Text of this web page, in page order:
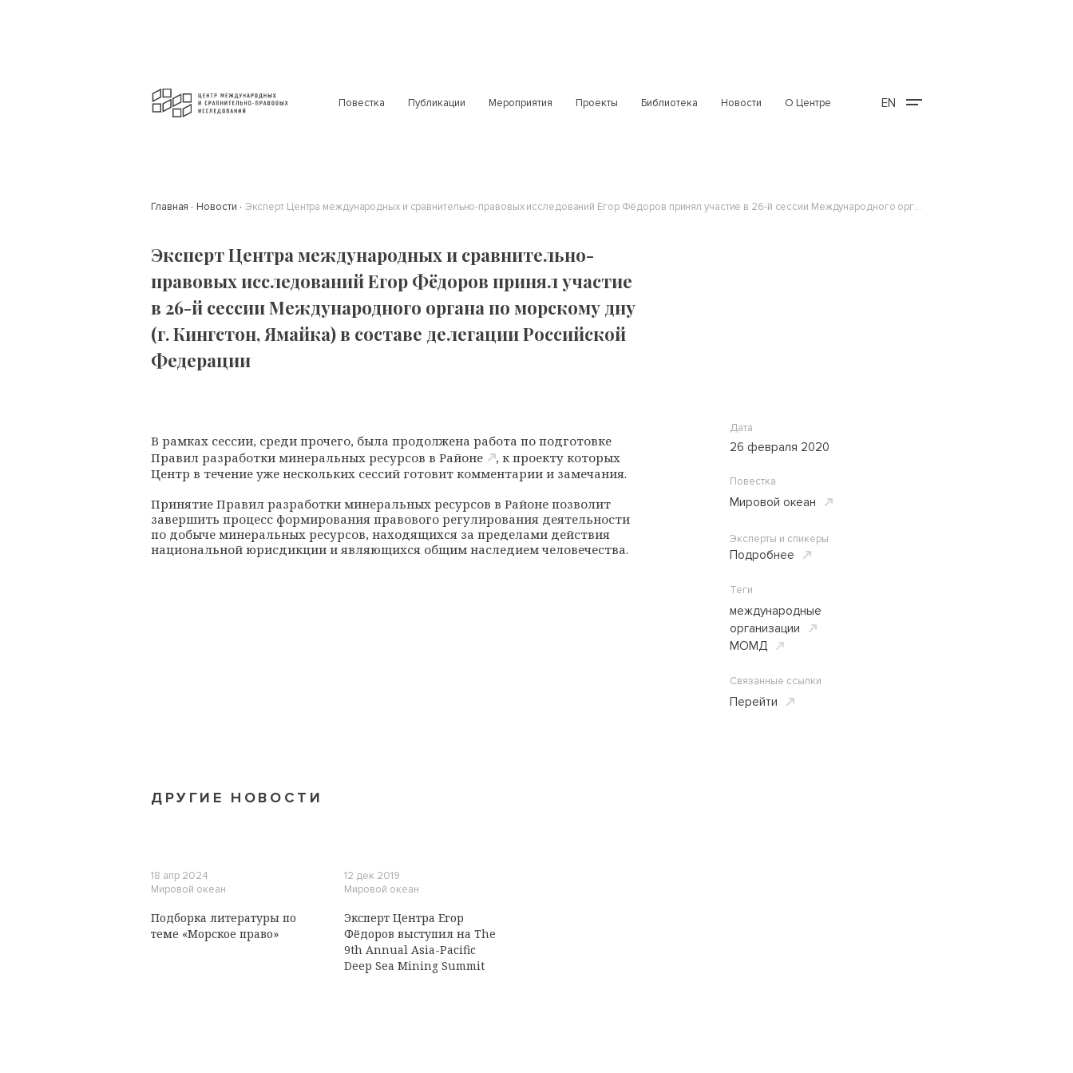
Повестка Публикации Мероприятия Проекты Библиотека Новости О Центре EN
Главная Новости Эксперт Центра международных и сравнительно-правовых исследований Егор Фёдоров принял участие в 26-й сессии Международного органа по морскому дну (г. Кингстон, Ямайка) в составе делегации Российской...
Эксперт Центра международных и сравнительно-
правовых исследований Егор Фёдоров принял участие
в 26-й сессии Международного органа по морскому дну
(г. Кингстон, Ямайка) в составе делегации Российской
Федерации
В рамках сессии, среди прочего, была продолжена работа по подготовке
Правил разработки минеральных ресурсов в Районе
, к проекту которых
Центр в течение уже нескольких сессий готовит комментарии и замечания.
Принятие Правил разработки минеральных ресурсов в Районе позволит
завершить процесс формирования правового регулирования деятельности
по добыче минеральных ресурсов, находящихся за пределами действия
национальной юрисдикции и являющихся общим наследием человечества.
Дата
26 февраля 2020
Повестка
Мировой океан
Эксперты и спикеры
Подробнее
Теги
международные
организации
МОМД
Связанные ссылки
Перейти
ДРУГИЕ НОВОСТИ
18 апр 2024
Мировой океан
Подборка литературы по
теме «Морское право»
12 дек 2019
Мировой океан
Эксперт Центра Егор
Фёдоров выступил на The
9th Annual Asia-Pacific
Deep Sea Mining Summit